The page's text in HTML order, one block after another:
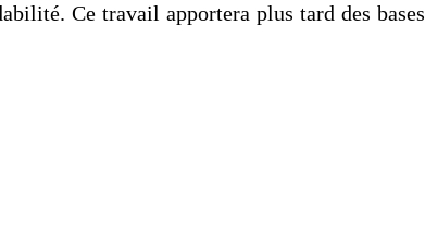
Ce travail apportera plus tard des bases